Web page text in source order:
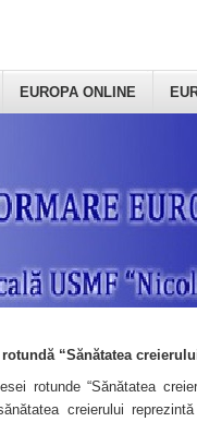
EUROPA ONLINE
rotundă “Sănătatea
rotunde “Sănătatea
creierului